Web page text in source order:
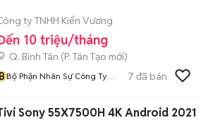
ty TNHH Kiến Vương
10 triệu/tháng
Q. Bình Tân (P. Tân Tạo mới)
Bộ Phận Nhân Sự Công Ty
7 đã bán
Sony 55X7500H 4K Android 2021